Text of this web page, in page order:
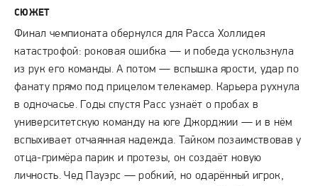
СЮЖЕТ
Финал чемпионата обернулся для Расса Холлидея
катастрофой: роковая ошибка — и победа ускользнула
из рук его команды. А потом — вспышка ярости, удар по
фанату прямо под прицелом телекамер. Карьера рухнула
в одночасье. Годы спустя Расс узнаёт о пробах в
университетскую команду на юге Джорджии — и в нём
вспыхивает отчаянная надежда. Тайком позаимствовав у
отца-гримёра парик и протезы, он создаёт новую
личность. Чед Пауэрс — робкий, но одарённый игрок,